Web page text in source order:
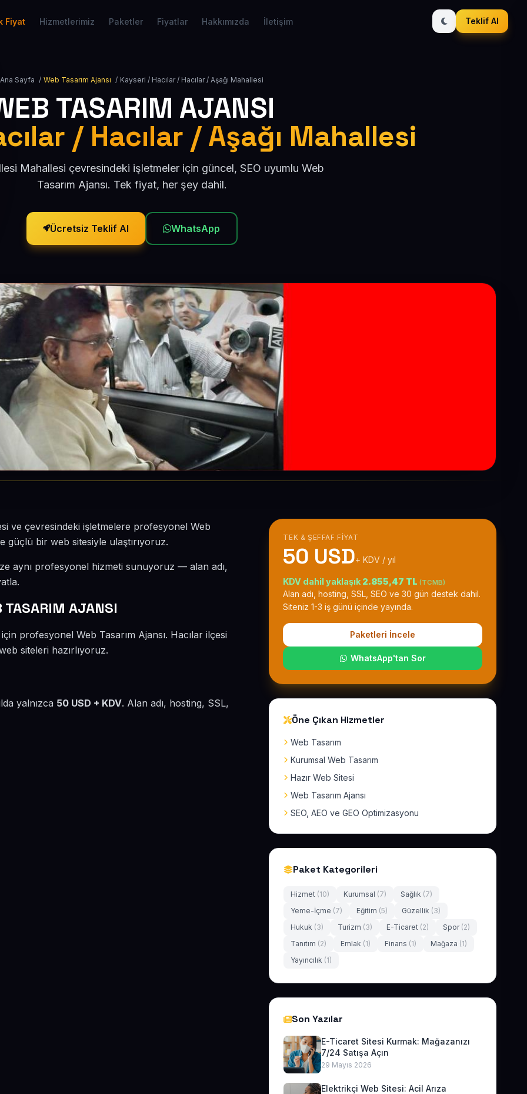
Fiyat Hizmetlerimiz Paketler Fiyatlar Hakkımızda İletişim Teklif Al
Ana Sayfa / Web Tasarım Ajansı / Kayseri / Hacılar / Hacılar / Aşağı Mahallesi
TASARIM AJANSI
/ Hacılar / Aşağı Mahallesi
Mahallesi çevresindeki işletmeler için güncel, SEO uyumlu Web
Tasarım Ajansı. Tek fiyat, her şey dahil.
Ücretsiz Teklif Al WhatsApp
ve çevresindeki işletmelere profesyonel Web
güçlü bir web sitesiyle ulaştırıyoruz.
aynı profesyonel hizmeti sunuyoruz — alan adı,
AJANSI
profesyonel Web Tasarım Ajansı. Hacılar ilçesi
siteleri hazırlıyoruz.
yalnızca 50 USD + KDV. Alan adı, hosting, SSL,
TEK & ŞEFFAF FIYAT
50 USD+ KDV / yıl
KDV dahil yaklaşık 2.855,47 TL (TCMB)
Alan adı, hosting, SSL, SEO ve 30 gün destek dahil.
Siteniz 1-3 iş günü içinde yayında.
Paketleri İncele
WhatsApp'tan Sor
Öne Çıkan Hizmetler
Web Tasarım
Kurumsal Web Tasarım
Hazır Web Sitesi
Web Tasarım Ajansı
SEO, AEO ve GEO Optimizasyonu
Paket Kategorileri
Hizmet (10) Kurumsal (7) Sağlık (7)
Yeme-İçme (7) Eğitim (5) Güzellik (3)
Hukuk (3) Turizm (3) E-Ticaret (2) Spor (2)
Tanıtım (2) Emlak (1) Finans (1) Mağaza (1)
Yayıncılık (1)
Son Yazılar
E-Ticaret Sitesi Kurmak: Mağazanızı
7/24 Satışa Açın
29 Mayıs 2026
Elektrikçi Web Sitesi: Acil Arıza